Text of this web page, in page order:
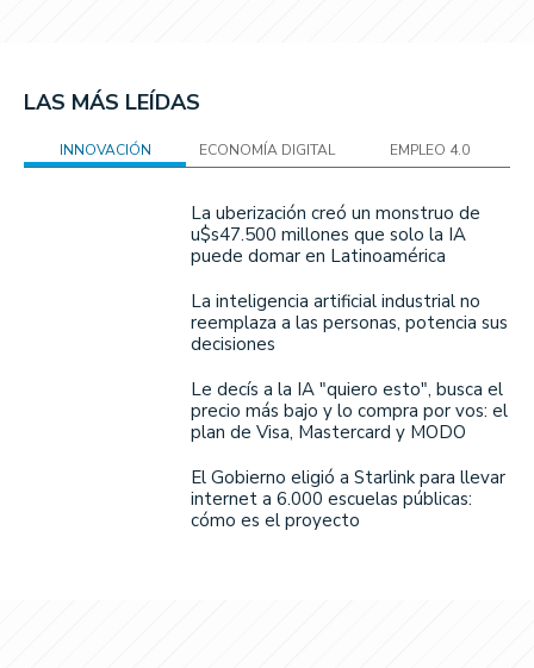
LAS MÁS LEÍDAS
INNOVACIÓN ECONOMÍA DIGITAL EMPLEO 4.0
La uberización creó un monstruo de
u$s47.500 millones que solo la IA
puede domar en Latinoamérica
La inteligencia artificial industrial no
reemplaza a las personas, potencia sus
decisiones
Le decís a la IA "quiero esto", busca el
precio más bajo y lo compra por vos: el
plan de Visa, Mastercard y MODO
El Gobierno eligió a Starlink para llevar
internet a 6.000 escuelas públicas:
cómo es el proyecto